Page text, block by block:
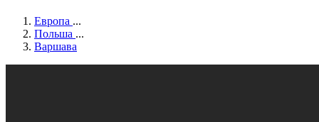
Европа ...
Польша ...
Варшава